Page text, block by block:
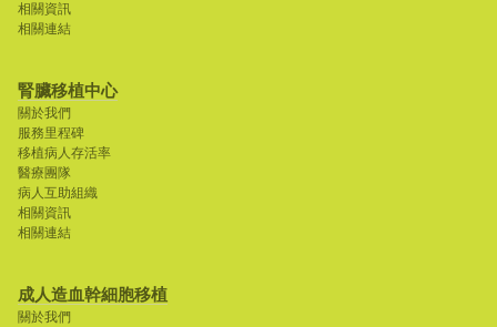
相關資訊
相關連結
腎臟移植中心
關於我們
服務里程碑
移植病人存活率
醫療團隊
病人互助組織
相關資訊
相關連結
成人造血幹細胞移植
關於我們